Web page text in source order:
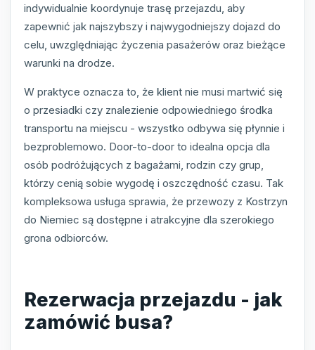
indywidualnie koordynuje trasę przejazdu, aby
zapewnić jak najszybszy i najwygodniejszy dojazd do
celu, uwzględniając życzenia pasażerów oraz bieżące
warunki na drodze.
W praktyce oznacza to, że klient nie musi martwić się
o przesiadki czy znalezienie odpowiedniego środka
transportu na miejscu - wszystko odbywa się płynnie i
bezproblemowo. Door-to-door to idealna opcja dla
osób podróżujących z bagażami, rodzin czy grup,
którzy cenią sobie wygodę i oszczędność czasu. Tak
kompleksowa usługa sprawia, że przewozy z Kostrzyn
do Niemiec są dostępne i atrakcyjne dla szerokiego
grona odbiorców.
Rezerwacja przejazdu - jak
zamówić busa?